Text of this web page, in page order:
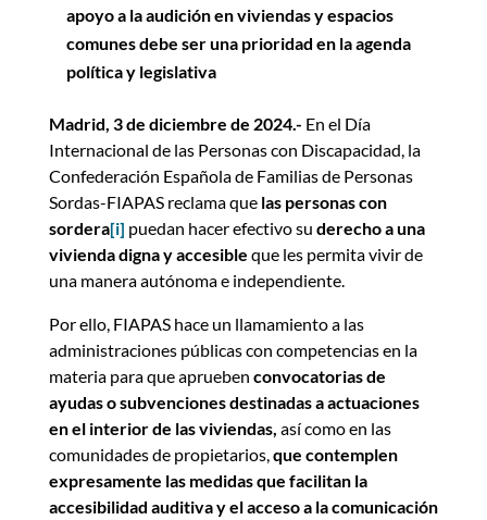
apoyo a la audición en viviendas y espacios
comunes debe ser una prioridad en la agenda
política y legislativa
Madrid, 3 de diciembre de 2024.- En el Día
Internacional de las Personas con Discapacidad, la
Confederación Española de Familias de Personas
Sordas-FIAPAS reclama que las personas con
sordera[i] puedan hacer efectivo su derecho a una
vivienda digna y accesible que les permita vivir de
una manera autónoma e independiente.
Por ello, FIAPAS hace un llamamiento a las
administraciones públicas con competencias en la
materia para que aprueben convocatorias de
ayudas o subvenciones destinadas a actuaciones
en el interior de las viviendas, así como en las
comunidades de propietarios, que contemplen
expresamente las medidas que facilitan la
accesibilidad auditiva y el acceso a la comunicación